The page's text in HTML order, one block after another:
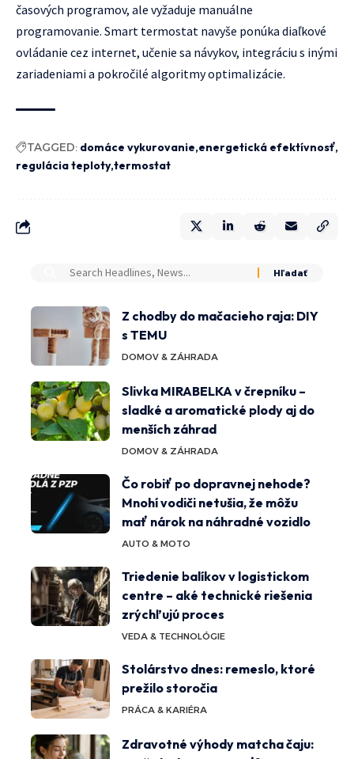
časových programov, ale vyžaduje manuálne
programovanie. Smart termostat navyše ponúka diaľkové
ovládanie cez internet, učenie sa návykov, integráciu s inými
zariadeniami a pokročilé algoritmy optimalizácie.
TAGGED: domáce vykurovanie energetická efektívnosť
regulácia teploty termostat
Z chodby do mačacieho raja: DIY
s TEMU
DOMOV & ZÁHRADA
Slivka MIRABELKA v črepníku –
sladké a aromatické plody aj do
menších záhrad
DOMOV & ZÁHRADA
Čo robiť po dopravnej nehode?
Mnohí vodiči netušia, že môžu
mať nárok na náhradné vozidlo
AUTO & MOTO
Triedenie balíkov v logistickom
centre – aké technické riešenia
zrýchľujú proces
VEDA & TECHNOLÓGIE
Stolárstvo dnes: remeslo, ktoré
prežilo storočia
PRÁCA & KARIÉRA
Zdravotné výhody matcha čaju: